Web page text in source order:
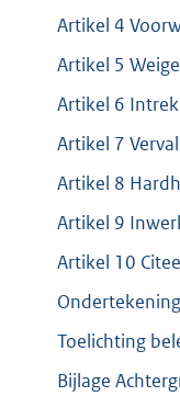
Artikel 4
Artikel 5
Artikel 6
Artikel 7
Artikel 8
Artikel 9
Artikel 10
Ondertekening
Toelichting
Bijlage